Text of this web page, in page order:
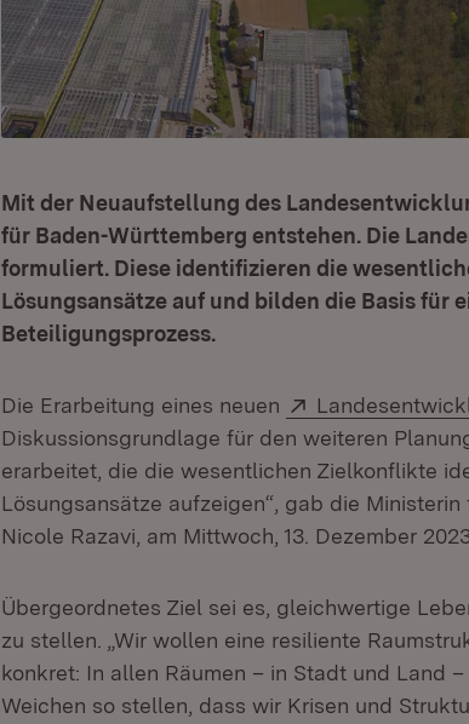
Mit der Neuaufstellung des
für Baden-Württemberg entstehen. Die
formuliert. Diese identifizieren die
Lösungsansätze auf und bilden die Basis für
Beteiligungsprozess.
Die Erarbeitung eines neuen Extern:
Diskussionsgrundlage für den weiteren
erarbeitet, die die wesentlichen Zielkonflikte
Lösungsansätze aufzeigen“, gab die
Nicole Razavi, am Mittwoch, 13. Dezember
Übergeordnetes Ziel sei es, gleichwertige
zu stellen. „Wir wollen eine resiliente
konkret: In allen Räumen – in Stadt und Land
Weichen so stellen, dass wir Krisen und